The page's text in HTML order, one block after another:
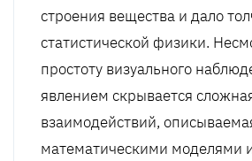
строения вещества и дало
статистической физики.
простоту визуального
явлением скрывается
взаимодействий,
математическими моделями